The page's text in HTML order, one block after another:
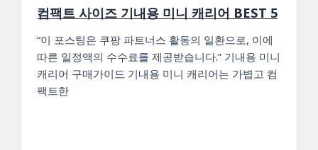
컴팩트 사이즈 기내용 미니 캐리어 BEST 5
“이 포스팅은 쿠팡 파트너스 활동의 일환으로, 이에
따른 일정액의 수수료를 제공받습니다.” 기내용 미니
캐리어 구매가이드 기내용 미니 캐리어는 가볍고 컴
팩트한